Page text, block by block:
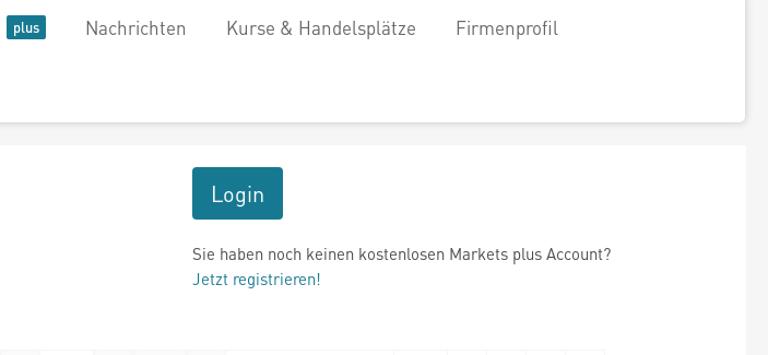
Nachrichten Kurse & Handelsplätze Firmenprofil
Login
Sie haben noch keinen kostenlosen Markets plus Account?
Jetzt registrieren!